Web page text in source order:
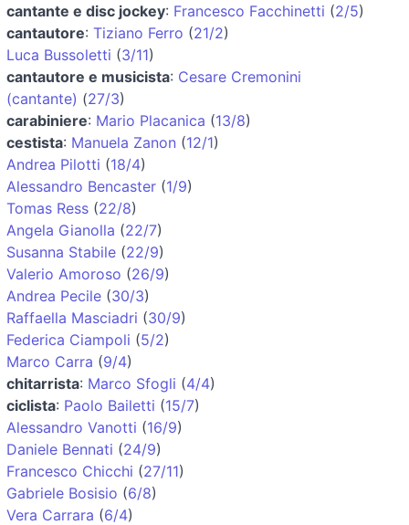
cantante e disc jockey: Francesco Facchinetti (2/5)
cantautore: Tiziano Ferro (21/2)
Luca Bussoletti (3/11)
cantautore e musicista: Cesare Cremonini
(cantante) (27/3)
carabiniere: Mario Placanica (13/8)
cestista: Manuela Zanon (12/1)
Andrea Pilotti (18/4)
Alessandro Bencaster (1/9)
Tomas Ress (22/8)
Angela Gianolla (22/7)
Susanna Stabile (22/9)
Valerio Amoroso (26/9)
Andrea Pecile (30/3)
Raffaella Masciadri (30/9)
Federica Ciampoli (5/2)
Marco Carra (9/4)
chitarrista: Marco Sfogli (4/4)
ciclista: Paolo Bailetti (15/7)
Alessandro Vanotti (16/9)
Daniele Bennati (24/9)
Francesco Chicchi (27/11)
Gabriele Bosisio (6/8)
Vera Carrara (6/4)